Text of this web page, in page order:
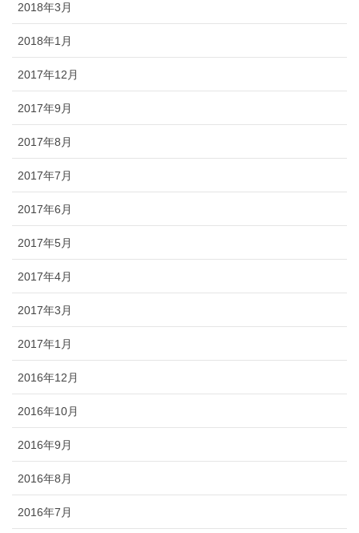
2018年3月
2018年1月
2017年12月
2017年9月
2017年8月
2017年7月
2017年6月
2017年5月
2017年4月
2017年3月
2017年1月
2016年12月
2016年10月
2016年9月
2016年8月
2016年7月